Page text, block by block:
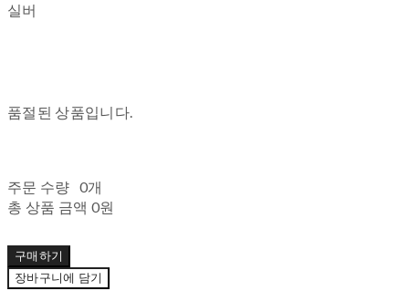
실버
품절된 상품입니다.
주문 수량 0개
총 상품 금액 0원
구매하기
장바구니에 담기